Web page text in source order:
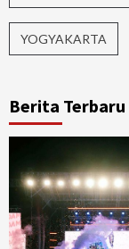
YOGYAKARTA
Berita Terbaru